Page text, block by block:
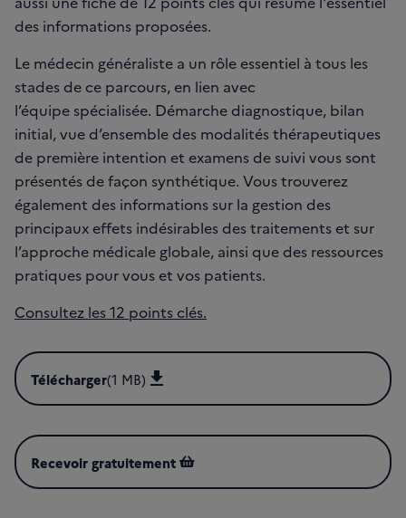
des informations proposées.
Le médecin généraliste a un rôle essentiel à tous les
stades de ce parcours, en lien avec
l’équipe spécialisée. Démarche diagnostique, bilan
initial, vue d’ensemble des modalités thérapeutiques
de première intention et examens de suivi vous sont
présentés de façon synthétique. Vous trouverez
également des informations sur la gestion des
principaux effets indésirables des traitements et sur
l’approche médicale globale, ainsi que des ressources
pratiques pour vous et vos patients.
Consultez les 12 points clés.
Télécharger(1 MB)
Télécharger Cancer du pancréas - Du diagnostic au suivi
Recevoir gratuitement